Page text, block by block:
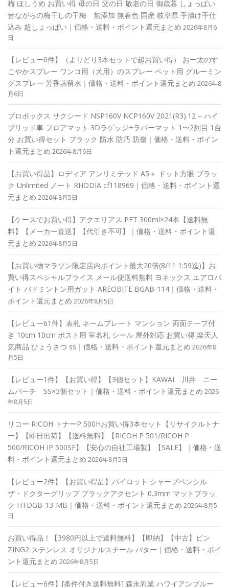
梅 ほしうめ お買い得 母の日 父の日 敬老の日 御歳暮 しょっぱい
昔ながらの梅干しの干梅 無添加 無着色 国産 岐阜県 手漬け手仕
込み 超しょっぱい｜価格・送料・ポイント還元まとめ 2026年8月6
日
【レビュー6件】（よりどり3本セットで超お買い得） おー太のす
こやかスプレー ワンコ用（犬用）のスプレー ペット用 グルーミン
グスプレー 芳香蒸留水｜価格・送料・ポイント還元まとめ 2026年8
月6日
プロボックス サクシード NSP160V NCP160V 2021(R3).12 – ハイ
ブリッド車 フロアマット 3Dラゲッジ+ラバーマット 1〜2列目 1台
分 お買い得セット ブラック 防水 防汚 防傷｜価格・送料・ポイン
ト還元まとめ 2026年8月6日
【お買い得品】ロディア アンリミテッド A5＋ ドット方眼 ブラッ
ク Unlimited ノート RHODIA cf118969｜価格・送料・ポイント還
元まとめ 2026年8月5日
【ケースでお買い得】アクエリアス PET 300ml×24本【送料無
料】【メーカー直送】【代引き不可】｜価格・送料・ポイント還
元まとめ 2026年8月5日
【お買い物マラソン限定店内ポイント最大20倍(8/11 1:59迄)】お
買い得スペシャルプライス メール便送料無料 ヨネックス エアロバ
イト バドミントン用ガット AREOBITE BGAB-114｜価格・送料・
ポイント還元まとめ 2026年8月5日
【レビュー61件】表札 ネームプレート マンション 両面テープ付
き 10cm 10cm ポスト用 室名札 シール 屋外対応 お買い得 楽天人
気商品 ひょうさつ ss｜価格・送料・ポイント還元まとめ 2026年8
月5日
【レビュー1件】【お買い得】【3個セット】KAWAI 川井 ニー
ムパーチ SS×3個セット｜価格・送料・ポイント還元まとめ 2026
年8月5日
リコー RICOH トナーP 500Hお買い得3本セット【リサイクルトナ
ー】【即日出荷】【送料無料】【RICOH P 501/RICOH P
500/RICOH IP 500SF】【安心の自社工場製】【SALE】｜価格・送
料・ポイント還元まとめ 2026年8月5日
【レビュー2件】【お買い得品】パイロット シャープペンシル
ザ・ドクターグリップ ブラックアクセント 0.3mm マットブラッ
ク HTDGB-13-MB｜価格・送料・ポイント還元まとめ 2026年8月5
日
お買い得品！【3980円以上で送料無料】【即納】【中古】ピン
ZING2 ステンレス オリジナルスチール パター｜価格・送料・ポイ
ント還元まとめ 2026年8月5日
【レビュー6件】[条件付き送料無料] 森永乳業 ハワイアンブルー